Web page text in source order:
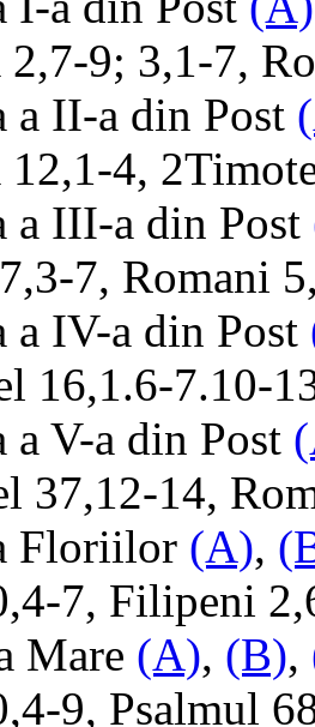
2,7-9; 3,1-7,
a II-a din Post
12,1-4,
a III-a din Post
7, Romani
a IV-a din Post
16,1.6-7.10-
V-a din Post
37,12-14,
Floriilor (A),
7, Filipeni
Mare (A), (B),
9, Psalmul